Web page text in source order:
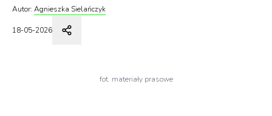
Autor: Agnieszka Sielańczyk
18-05-2026
fot. materiały prasowe